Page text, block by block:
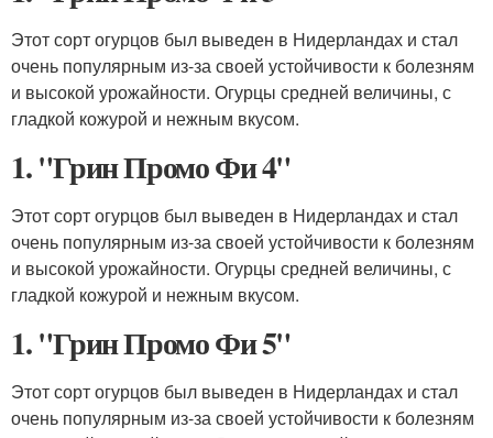
Этот сорт огурцов был выведен в Нидерландах и стал
очень популярным из-за своей устойчивости к болезням
и высокой урожайности. Огурцы средней величины, с
гладкой кожурой и нежным вкусом.
1. "Грин Промо Фи 4"
Этот сорт огурцов был выведен в Нидерландах и стал
очень популярным из-за своей устойчивости к болезням
и высокой урожайности. Огурцы средней величины, с
гладкой кожурой и нежным вкусом.
1. "Грин Промо Фи 5"
Этот сорт огурцов был выведен в Нидерландах и стал
очень популярным из-за своей устойчивости к болезням